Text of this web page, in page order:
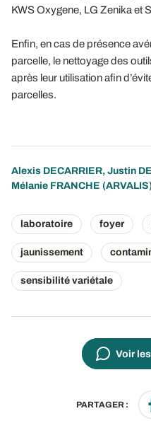
KWS Oxygene, LG Zenika et
Enfin, en cas de présence
parcelle, le nettoyage des
après leur utilisation afin
parcelles.
Alexis DECARRIER, Justin
Mélanie FRANCHE
laboratoire foyer
jaunissement
sensibilité variétale
Voir
PARTAGER :